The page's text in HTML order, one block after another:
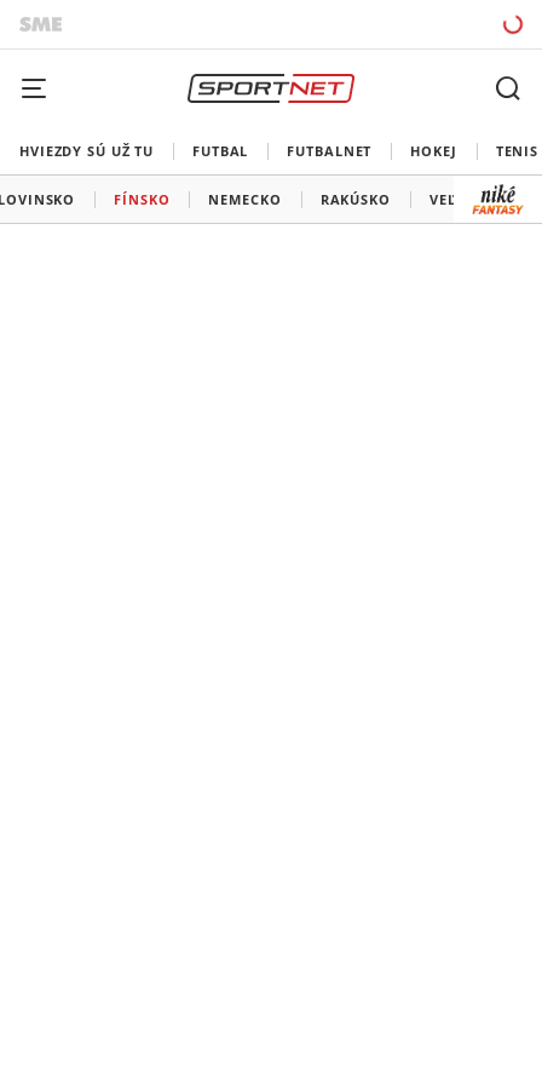
HVIEZDY SÚ UŽ TU FUTBAL FUTBALNET HOKEJ TENIS
FÍNSKO NEMECKO RAKÚSKO VEĽKÁ